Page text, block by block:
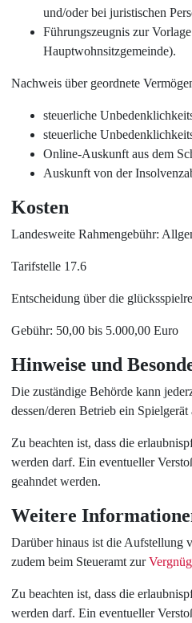
und/oder bei juristischen
Führungszeugnis zur
Hauptwohnsitzgemeinde).
Nachweis über geordnete
steuerliche
steuerliche
Online-Auskunft aus dem
Auskunft von der
Kosten
Landesweite Rahmengebühr:
Tarifstelle 17.6
Entscheidung über die
Gebühr: 50,00 bis 5.000,00 Euro
Hinweise und
Die zuständige Behörde kann
dessen/deren Betrieb ein
Zu beachten ist, dass die
werden darf. Ein eventueller
geahndet werden.
Weitere
Darüber hinaus ist die Aufstellung
zudem beim Steueramt zur
Zu beachten ist, dass die
werden darf. Ein eventueller